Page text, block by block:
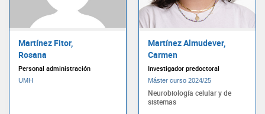
Martínez Fitor,
Rosana
Personal administración
UMH
Martínez Almudever,
Carmen
Investigador predoctoral
Máster curso 2024/25
Neurobiología celular y de
sistemas